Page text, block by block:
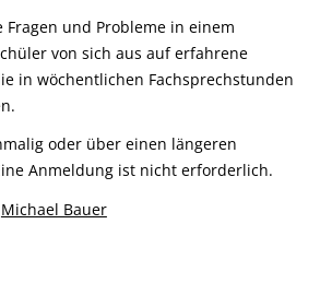
und Probleme in einem
von sich aus auf erfahrene
in wöchentlichen Fachsprechstunden
oder über einen längeren
Anmeldung ist nicht erforderlich.
Michael Bauer